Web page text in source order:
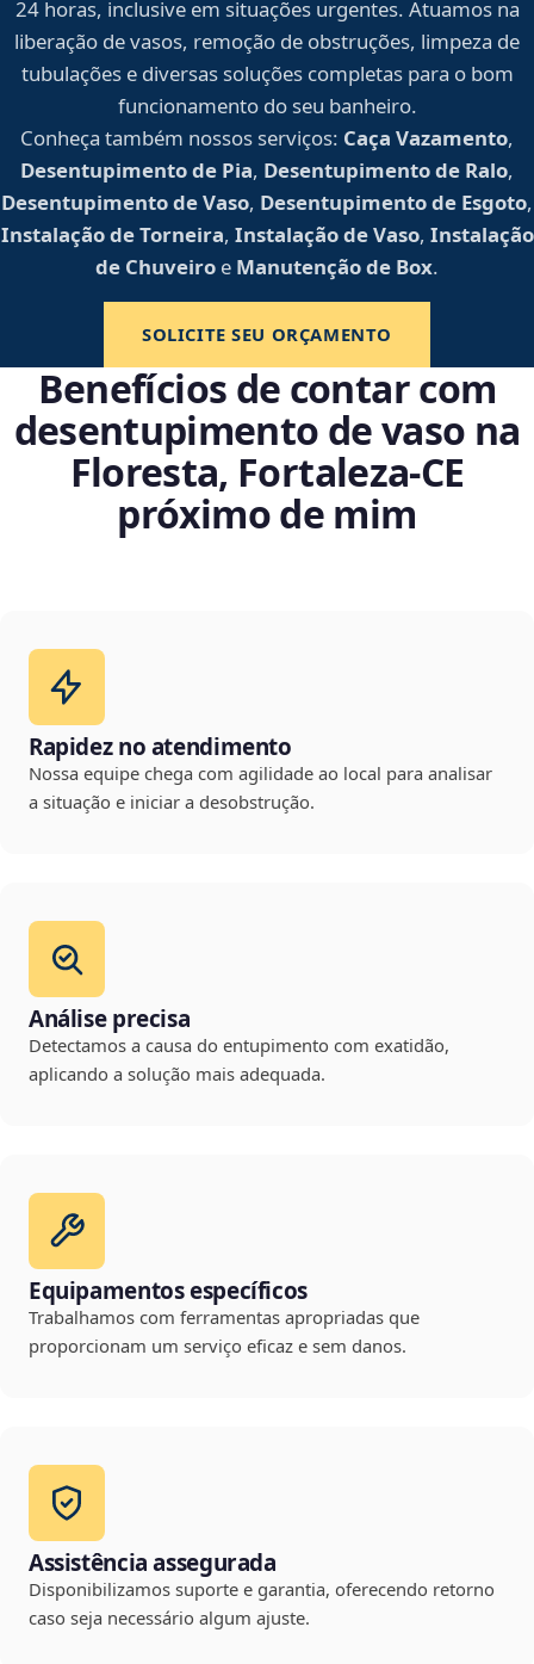
24 horas, inclusive em situações urgentes. Atuamos na
liberação de vasos, remoção de obstruções, limpeza de
tubulações e diversas soluções completas para o bom
funcionamento do seu banheiro.
Conheça também nossos serviços: Caça Vazamento,
Desentupimento de Pia, Desentupimento de Ralo,
Desentupimento de Vaso, Desentupimento de Esgoto,
Instalação de Torneira, Instalação de Vaso, Instalação
de Chuveiro e Manutenção de Box.
SOLICITE SEU ORÇAMENTO
Benefícios de contar com
desentupimento de vaso na
Floresta, Fortaleza‑CE
próximo de mim
Rapidez no atendimento
Nossa equipe chega com agilidade ao local para analisar
a situação e iniciar a desobstrução.
Análise precisa
Detectamos a causa do entupimento com exatidão,
aplicando a solução mais adequada.
Equipamentos específicos
Trabalhamos com ferramentas apropriadas que
proporcionam um serviço eficaz e sem danos.
Assistência assegurada
Disponibilizamos suporte e garantia, oferecendo retorno
caso seja necessário algum ajuste.